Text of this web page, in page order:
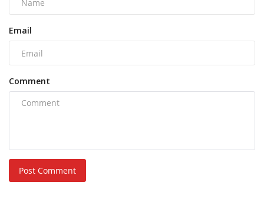
Email
Comment
Post Comment